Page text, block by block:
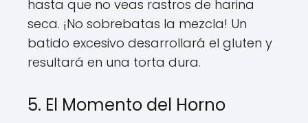
hasta que no veas rastros de harina
seca. ¡No sobrebatas la mezcla! Un
batido excesivo desarrollará el gluten y
resultará en una torta dura.
5. El Momento del Horno